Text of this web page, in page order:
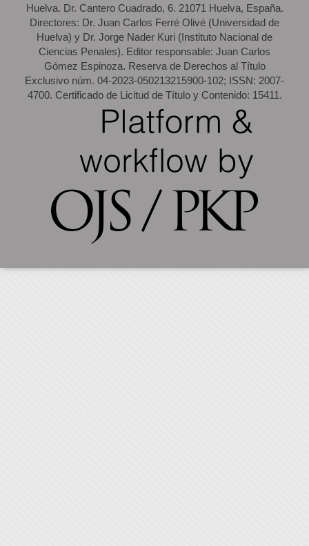
Huelva. Dr. Cantero Cuadrado, 6. 21071 Huelva, España.
Directores: Dr. Juan Carlos Ferré Olivé (Universidad de
Huelva) y Dr. Jorge Nader Kuri (Instituto Nacional de
Ciencias Penales). Editor responsable: Juan Carlos
Gómez Espinoza. Reserva de Derechos al Título
Exclusivo núm. 04-2023-050213215900-102; ISSN: 2007-
4700. Certificado de Licitud de Título y Contenido: 15411.